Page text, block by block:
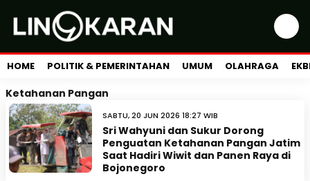
HOME POLITIK & PEMERINTAHAN UMUM OLAHRAGA
Ketahanan Pangan
SABTU, 20 JUN 2026 18:27 WIB
Sri Wahyuni dan Sukur Dorong
Penguatan Ketahanan Pangan Jatim
Saat Hadiri Wiwit dan Panen Raya di
Bojonegoro